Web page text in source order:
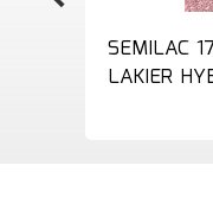
SEMILAC
LAKIER